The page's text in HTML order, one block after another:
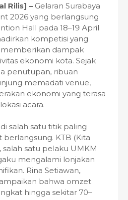
Rilis] – Gelaran Surabaya
2026 yang berlangsung
Hall pada 18–19 April
kompetisi yang
dampak
ekonomi kota. Sejak
penutupan, ribuan
memadati venue,
ekonomi yang terasa
acara.
salah satu titik paling
berlangsung. KTB (Kita
satu pelaku UMKM
mengalami lonjakan
Rina Setiawan,
bahwa omzet
hingga sekitar 70–